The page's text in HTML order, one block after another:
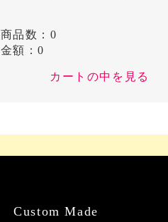
商品数：0
金額：0
カートの中を見る
Custom Made